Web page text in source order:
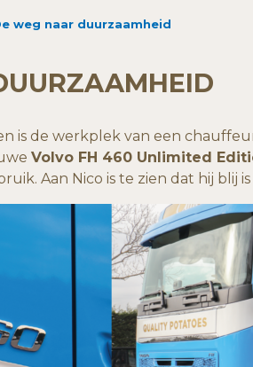
weg naar duurzaamheid
is de werkplek van een
Volvo FH 460 Unlimited
Aan Nico is te zien dat hij blij